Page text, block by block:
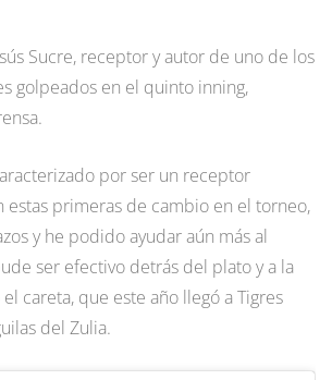
Sucre, receptor y autor de uno de los
golpeados en el quinto inning,
por ser un receptor
estas primeras de cambio en el torneo,
y he podido ayudar aún más al
ser efectivo detrás del plato y a la
careta, que este año llegó a Tigres
del Zulia.